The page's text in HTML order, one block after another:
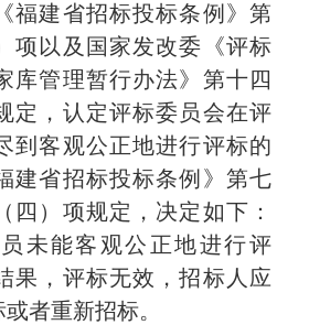
建省招标投标条例》第
项以及国家发改委《评标
库管理暂行办法》第十四
定，认定评标委员会在评
到客观公正地进行评标的
建省招标投标条例》第七
四）项规定，决定如下：
未能客观公正地进行评
果，评标无效，招标人应
者重新招标。